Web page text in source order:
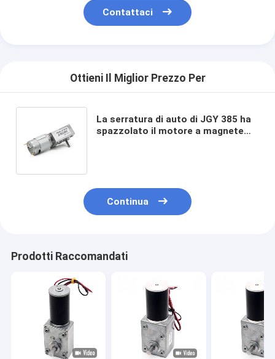
Contattaci
Ottieni Il Miglior Prezzo Per
La serratura di auto di JGY 385 ha
spazzolato il motore a magnete
Continua
Prodotti Raccomandati